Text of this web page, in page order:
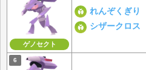
ゲノセクト
れんぞくぎり
シザークロス